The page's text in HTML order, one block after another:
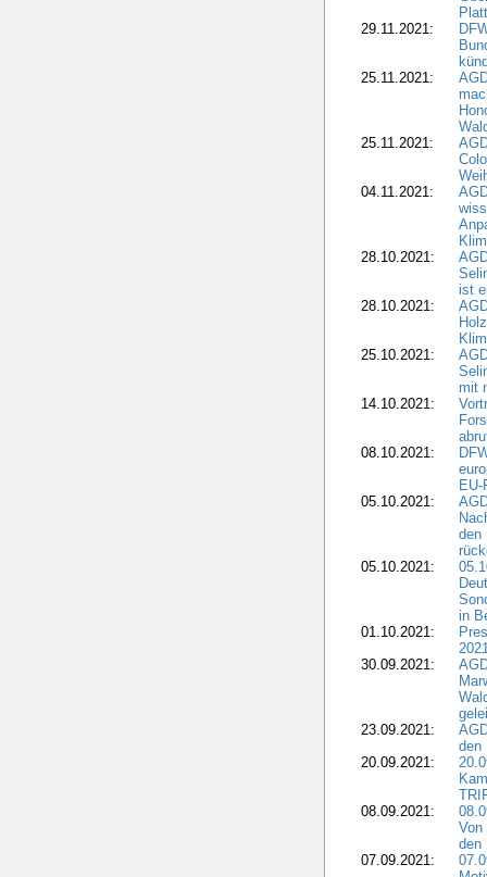
29.11.2021:
25.11.2021:
25.11.2021:
04.11.2021:
28.10.2021:
ist
28.10.2021:
25.10.2021:
mit
14.10.2021:
08.10.2021:
05.10.2021:
den
05.10.2021:
in
01.10.2021:
30.09.2021:
23.09.2021:
den
20.09.2021:
08.09.2021:
den
07.09.2021: